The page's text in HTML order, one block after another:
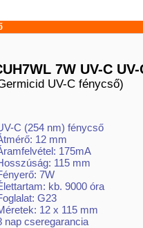
7W UV-C
UV-C fénycső)
C (254 nm) fénycső
12 mm
175mA
115 mm
7W
kb. 9000 óra
G23
12 x 115 mm
nap cseregarancia